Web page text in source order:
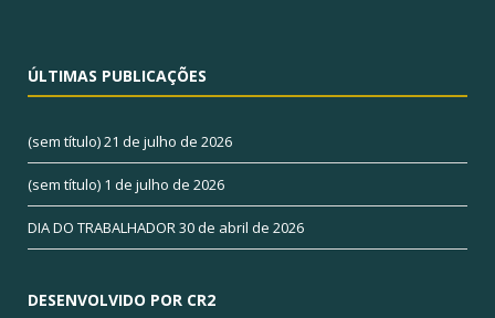
ÚLTIMAS PUBLICAÇÕES
(sem título)21 de julho de 2026
(sem título) 1 de julho de 2026
DIA DO TRABALHADOR30 de abril de 2026
DESENVOLVIDO POR CR2